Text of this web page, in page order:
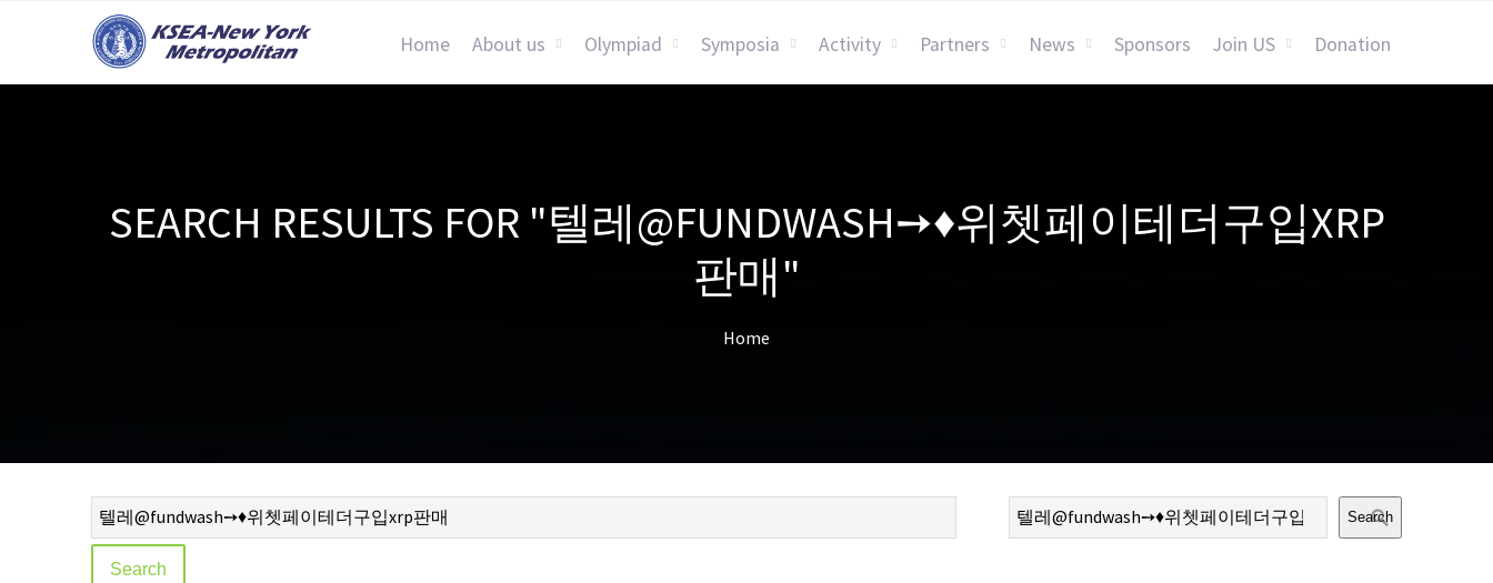
Home About us Olympiad Symposia Activity Partners News Sponsors Join US Donation
SEARCH RESULTS FOR "텔레@FUNDWASH➙♦위쳇페이테더구입XRP
판매"
Home
Search